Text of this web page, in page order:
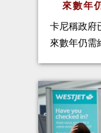
來數年
卡尼稱政府
來數年仍需